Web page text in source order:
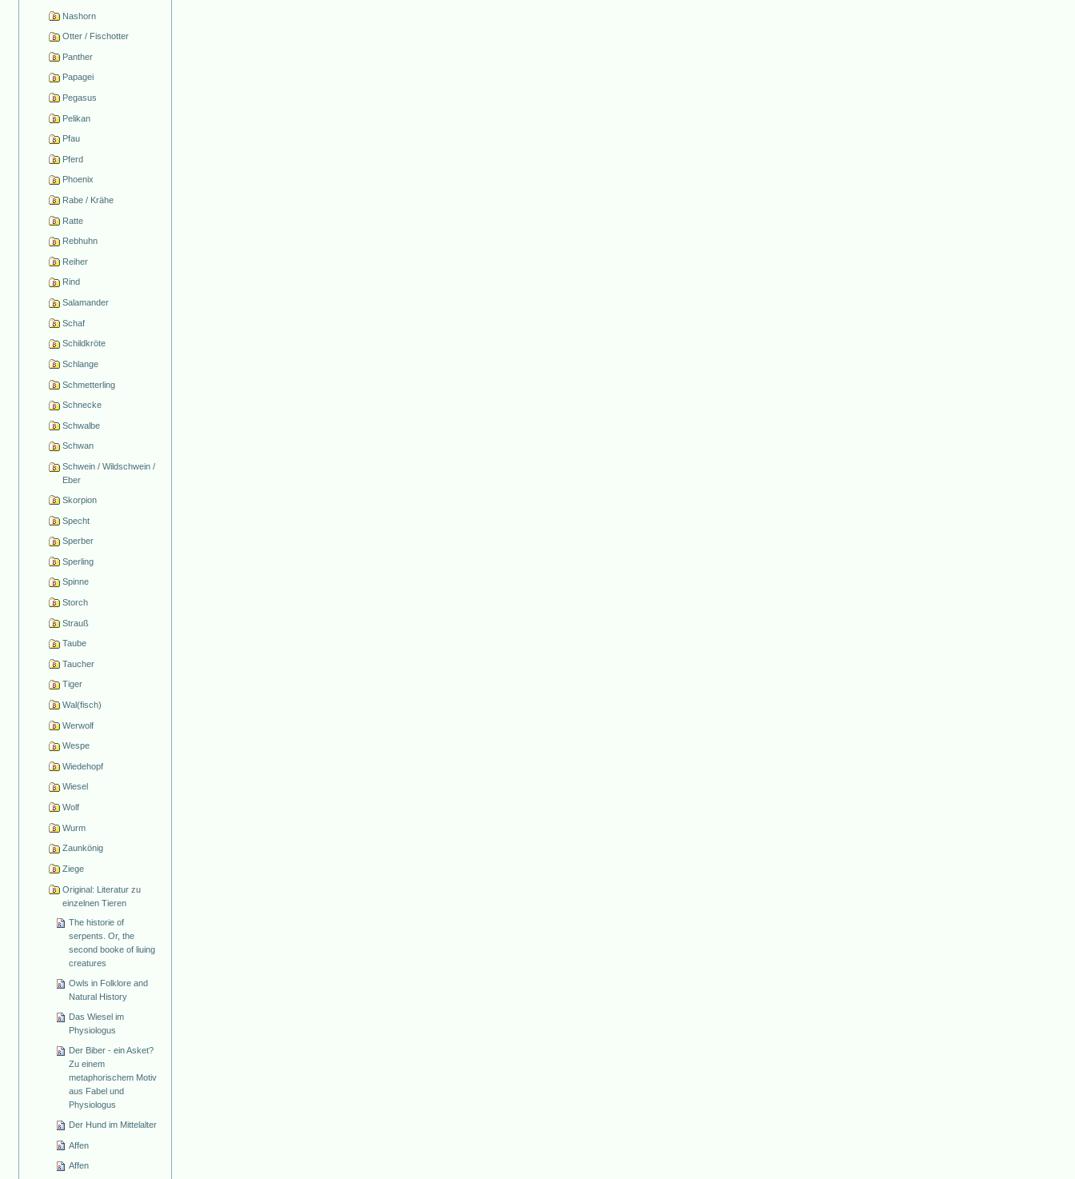
Nashorn
Otter / Fischotter
Panther
Papagei
Pegasus
Pelikan
Pfau
Pferd
Phoenix
Rabe / Krähe
Ratte
Rebhuhn
Reiher
Rind
Salamander
Schaf
Schildkröte
Schlange
Schmetterling
Schnecke
Schwalbe
Schwan
Schwein / Wildschwein /
Eber
Skorpion
Specht
Sperber
Sperling
Spinne
Storch
Strauß
Taube
Taucher
Tiger
Wal(fisch)
Werwolf
Wespe
Wiedehopf
Wiesel
Wolf
Wurm
Zaunkönig
Ziege
Original: Literatur zu
einzelnen Tieren
The historie of
serpents. Or, the
second booke of liuing
creatures
Owls in Folklore and
Natural History
Das Wiesel im
Physiologus
Der Biber - ein Asket?
Zu einem
metaphorischem Motiv
aus Fabel und
Physiologus
Der Hund im Mittelalter
Affen
Affen